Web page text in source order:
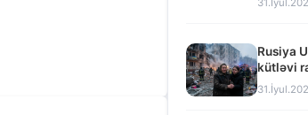
Rusiya
kütləvi